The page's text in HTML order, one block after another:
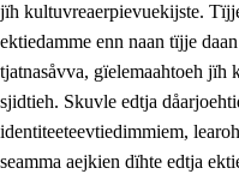
jïh kultuvreaerpievuekijste.
ektiedamme enn naan tïjje
tjatnasåvva, gïelemaahtoeh jïh
sjidtieh. Skuvle edtja
identiteeteevtiedimmiem,
seamma aejkien dïhte edtja